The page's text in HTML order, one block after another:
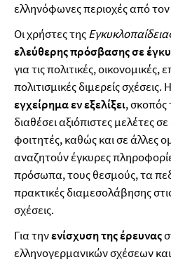
ελληνόφωνες περιοχές από
Οι χρήστες της
ελεύθερης πρόσβασης σε
για τις πολιτικές, οικονομικές,
πολιτισμικές διμερείς
εγχείρημα εν εξελίξει, σκοπός
διαθέσει αξιόπιστες μελέτες
φοιτητές, καθώς και σε άλλες
αναζητούν έγκυρες
πρόσωπα, τους θεσμούς, τα
πρακτικές διαμεσολάβησης
σχέσεις.
Για τηνενίσχυση της έρευνας
ελληνογερμανικών σχέσεων